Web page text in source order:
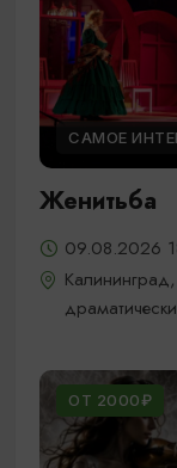
САМОЕ
Женитьба
09.08.2026
ОТ 2000₽